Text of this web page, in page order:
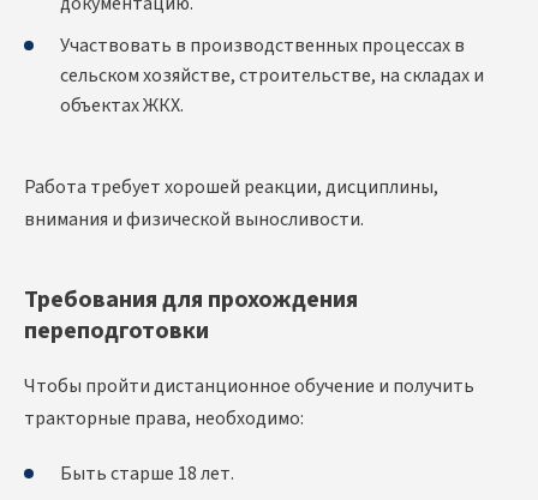
Участвовать в производственных процессах в
сельском хозяйстве, строительстве, на складах и
объектах ЖКХ.
Работа требует хорошей реакции, дисциплины,
внимания и физической выносливости.
Требования для прохождения
переподготовки
Чтобы пройти дистанционное обучение и получить
тракторные права, необходимо:
Быть старше 18 лет.